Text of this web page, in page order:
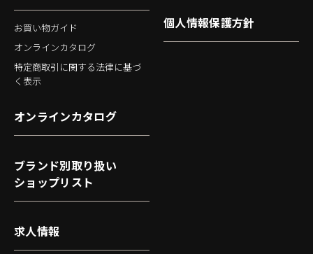
お買い物ガイド
オンラインカタログ
特定商取引に関する法律に基づ
く表示
個人情報保護方針
オンラインカタログ
ブランド別取り扱い
ショップリスト
求人情報